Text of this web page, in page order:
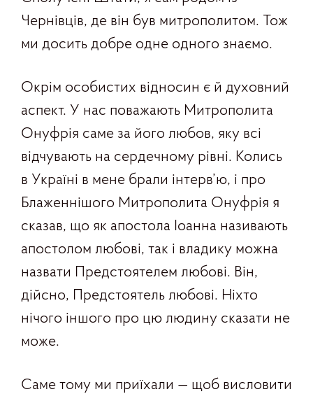
Чернівців, де він був митрополитом. Тож
ми досить добре одне одного знаємо.
Окрім особистих відносин є й духовний
аспект. У нас поважають Митрополита
Онуфрія саме за його любов, яку всі
відчувають на сердечному рівні. Колись
в Україні в мене брали інтерв’ю, і про
Блаженнішого Митрополита Онуфрія я
сказав, що як апостола Іоанна називають
апостолом любові, так і владику можна
назвати Предстоятелем любові. Він,
дійсно, Предстоятель любові. Ніхто
нічого іншого про цю людину сказати не
може.
Саме тому ми приїхали — щоб висловити